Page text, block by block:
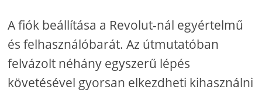
A fiók beállítása a Revolut-nál egyértelmű
és felhasználóbarát. Az útmutatóban
felvázolt néhány egyszerű lépés
követésével gyorsan elkezdheti kihasználni